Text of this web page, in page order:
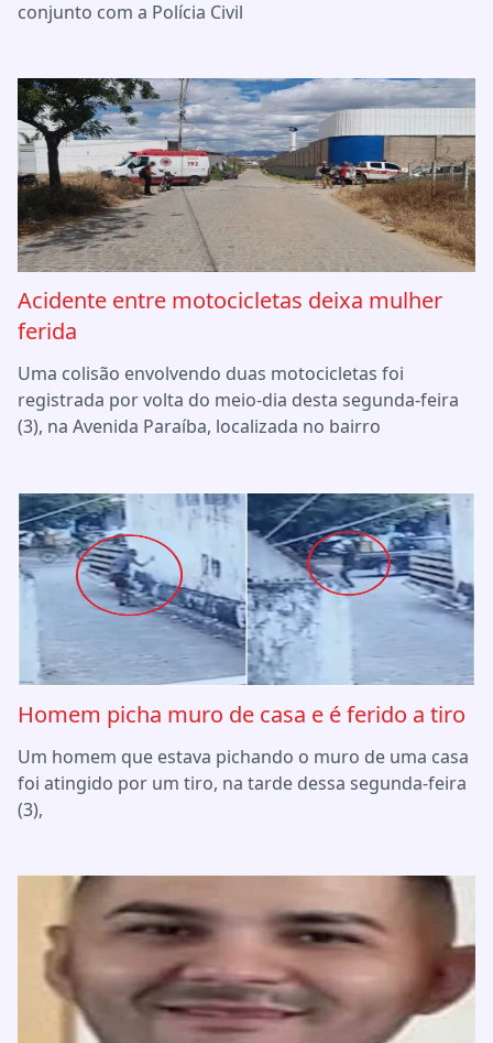
conjunto com a Polícia Civil
Acidente entre motocicletas deixa mulher
ferida
Uma colisão envolvendo duas motocicletas foi
registrada por volta do meio-dia desta segunda-feira
(3), na Avenida Paraíba, localizada no bairro
Homem picha muro de casa e é ferido a tiro
Um homem que estava pichando o muro de uma casa
foi atingido por um tiro, na tarde dessa segunda-feira
(3),